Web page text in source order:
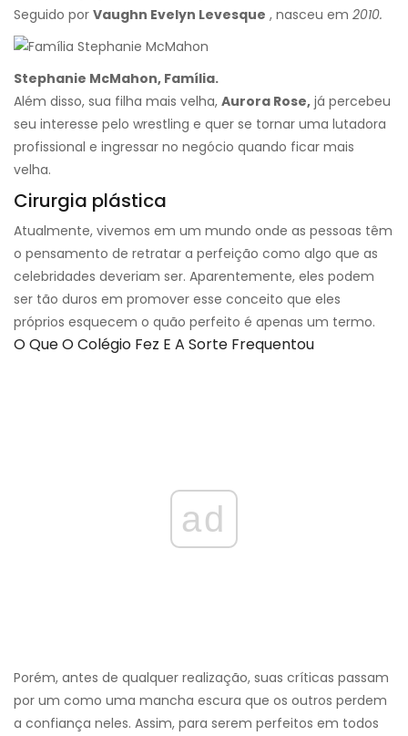
Seguido por Vaughn Evelyn Levesque , nasceu em 2010.
Stephanie McMahon, Família.
Além disso, sua filha mais velha, Aurora Rose, já percebeu
seu interesse pelo wrestling e quer se tornar uma lutadora
profissional e ingressar no negócio quando ficar mais
velha.
Cirurgia plástica
Atualmente, vivemos em um mundo onde as pessoas têm
o pensamento de retratar a perfeição como algo que as
celebridades deveriam ser. Aparentemente, eles podem
ser tão duros em promover esse conceito que eles
próprios esquecem o quão perfeito é apenas um termo.
O Que O Colégio Fez E A Sorte Frequentou
ad
Porém, antes de qualquer realização, suas críticas passam
por um como uma mancha escura que os outros perdem
a confiança neles. Assim, para serem perfeitos em todos